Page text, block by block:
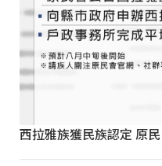
西拉雅族獲民族認定 原